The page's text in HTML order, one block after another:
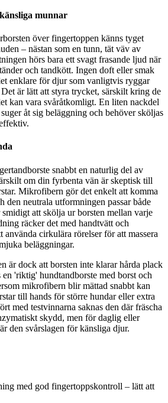
munnar
över fingertoppen känns tyget
– nästan som en tunn, tät väv av
hörs bara ett svagt frasande ljud när
och tandkött. Ingen doft eller smak
enklare för djur som vanligtvis ryggar
är lätt att styra trycket, särskilt kring de
kan vara svåråtkomligt. En liten nackdel
åt sig beläggning och behöver sköljas
snabbt en naturlig del av
om din fyrbenta vän är skeptisk till
Mikrofibern gör det enkelt att komma
den neutrala utformningen passar både
att skölja ur borsten mellan varje
räcker det med handtvätt och
cirkulära rörelser för att massera
beläggningar.
är dock att borsten inte klarar hårda plack
'riktig' hundtandborste med borst och
mikrofibern blir mättad snabbt kan
till hands för större hundar eller extra
med testvinnarna saknas den där fräscha
skydd, men för daglig eller
den svårslagen för känsliga djur.
med god fingertoppskontroll – lätt att